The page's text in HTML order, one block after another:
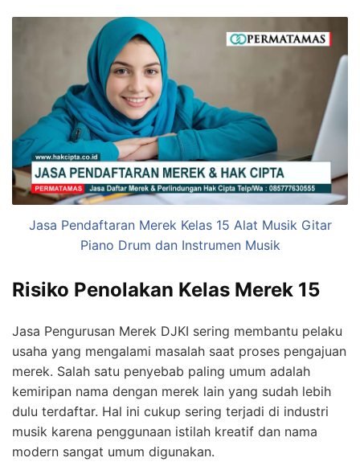
Jasa Pendaftaran Merek Kelas 15 Alat Musik Gitar
Piano Drum dan Instrumen Musik
Risiko Penolakan Kelas Merek 15
Jasa Pengurusan Merek DJKI sering membantu pelaku
usaha yang mengalami masalah saat proses pengajuan
merek. Salah satu penyebab paling umum adalah
kemiripan nama dengan merek lain yang sudah lebih
dulu terdaftar. Hal ini cukup sering terjadi di industri
musik karena penggunaan istilah kreatif dan nama
modern sangat umum digunakan.